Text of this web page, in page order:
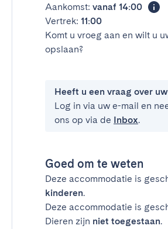
Aankomst: vanaf 14:00
Vertrek: 11:00
Komt u vroeg aan en wilt u
opslaan?
Heeft u een vraag over
Log in via uw e-mail en
ons op via de Inbox.
Goed om te weten
Deze accommodatie is
kinderen.
Deze accommodatie is
Dieren zijn niet toegestaan.